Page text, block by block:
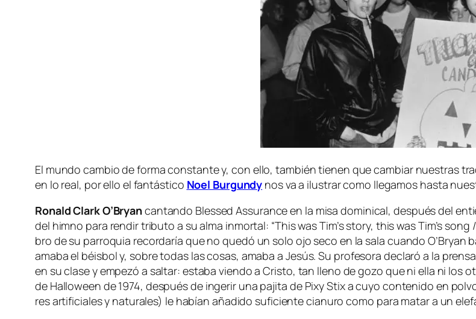
El mun­do cam­bio de for­ma cons­tan­te y, con ello, tam­bién tie­nen que cam­biar nues­tras
en lo real, por ello el fan­tás­ti­co Noel Burgundy nos va a ilus­trar co­mo lle­ga­mos has­ta
Ronald Clark O’Bryancan­tan­do Blessed Assuranceen la mi­sa do­mi­ni­cal, des­pués del
del himno pa­ra ren­dir tri­bu­to a su al­ma in­mor­tal: “This was Tim’s story, this was Tim’s
bro de su pa­rro­quia re­cor­da­ría que no que­dó un so­lo ojo se­co en la sa­la cuan­do O’Bryan
ama­ba el béis­bol y, so­bre to­das las co­sas, ama­ba a Jesús. Su pro­fe­so­ra de­cla­ró a la
en su cla­se y em­pe­zó a sal­tar: es­ta­ba vien­do aCristo, tan lleno de go­zo que ni ella ni los
de Halloween de 1974, des­pués de in­ge­rir una pa­ji­ta de Pixy Stixa cu­yo con­te­ni­do en
res ar­ti­fi­cia­les y na­tu­ra­les) le ha­bían aña­di­do su­fi­cien­te cia­nu­ro co­mo pa­ra ma­tar a un